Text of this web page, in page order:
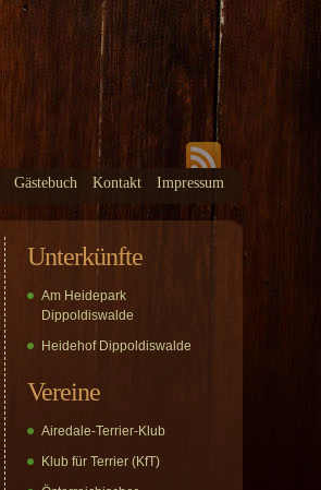
Gästebuch Kontakt Impressum
Unterkünfte
Am Heidepark
Dippoldiswalde
Heidehof Dippoldiswalde
Vereine
Airedale-Terrier-Klub
Klub für Terrier (KfT)